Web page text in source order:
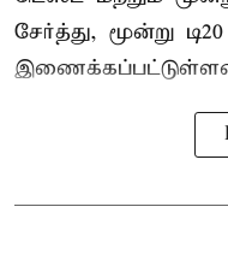
சேர்த்து, மூன்று